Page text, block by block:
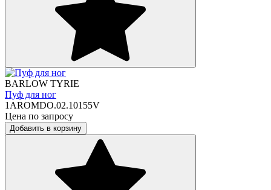
BARLOW TYRIE
Пуф для ног
1AROMDO.02.10155V
Цена по запросу
Добавить в корзину